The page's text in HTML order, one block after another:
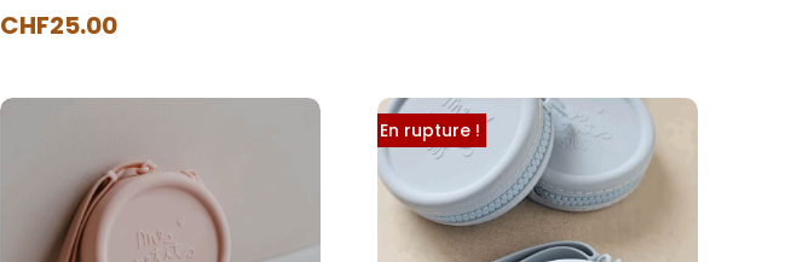
CHF25.00
En rupture !